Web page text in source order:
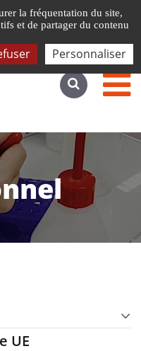
UE
la fréquentation du site,
et de partager du contenu
Personnaliser